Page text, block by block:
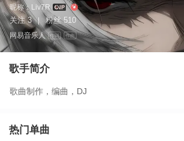
昵称： Liv7R
关注 3 | 粉丝 510
网易音乐人 作词 作曲
歌手简介
歌曲制作，编曲，DJ
热门单曲